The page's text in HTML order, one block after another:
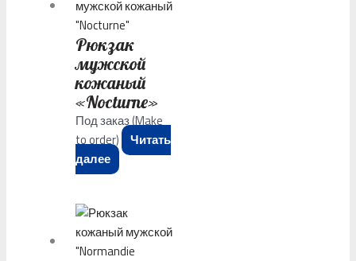
Рюкзак
мужской
кожаный
«Nocturne»
Под заказ (Make
to order)
Читать
далее